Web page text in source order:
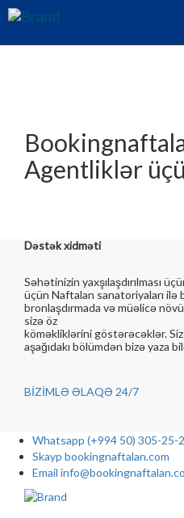
Agentliklər
Dəstək xidməti
Səhətinizin yaxşılaşdırılması
üçün Naftalan sanatoriyaları ilə
bronlaşdırmada və müəlicə
sizə öz
köməkliklərini göstərəcəklər.
aşağıdakı bölümdən bizə yaza
BİZİMLƏ ƏLAQƏ 24/7
Whatsapp (+994 50) 305-25-
Skayp bookingnaftalan.com
Email